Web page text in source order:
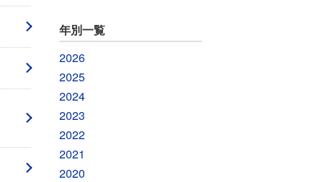
年別一覧
2026
2025
2024
2023
2022
2021
2020